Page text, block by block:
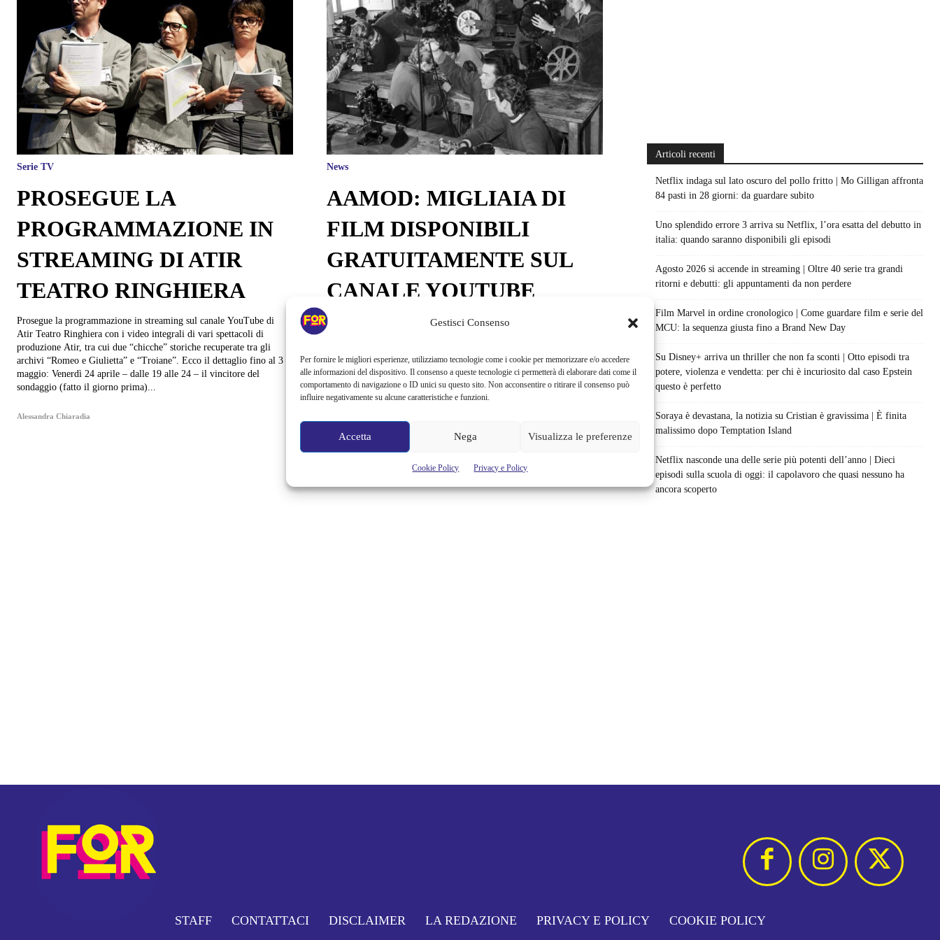
Gestisci Consenso
Per fornire le migliori esperienze, utilizziamo tecnologie come i cookie per memorizzare e/o accedere
alle informazioni del dispositivo. Il consenso a queste tecnologie ci permetterà di elaborare dati come il
comportamento di navigazione o ID unici su questo sito. Non acconsentire o ritirare il consenso può
influire negativamente su alcune caratteristiche e funzioni.
Accetta Nega Visualizza le preferenze
Cookie Policy Privacy e Policy
Serie TV
PROSEGUE LA
PROGRAMMAZIONE IN
STREAMING DI ATIR
TEATRO RINGHIERA
Prosegue la programmazione in streaming sul canale YouTube di
Atir Teatro Ringhiera con i video integrali di vari spettacoli di
produzione Atir, tra cui due “chicche” storiche recuperate tra gli
archivi “Romeo e Giulietta” e “Troiane”. Ecco il dettaglio fino al 3
maggio: Venerdì 24 aprile – dalle 19 alle 24 – il vincitore del
sondaggio (fatto il giorno prima)...
Alessandra Chiaradia
News
AAMOD: MIGLIAIA DI
FILM DISPONIBILI
GRATUITAMENTE SUL
CANALE YOUTUBE
Il patrimonio cinematografico AAMOD al servizio di tutti con
nostro patrimonio storico audiovisivo, da tempo l’Archivio
Audiovisivo del Movimento Operaio e Democratico ha messo a
disposizione gratuitamente migliaia di film sul proprio canale
YouTube, consultabili anche, corredati di schede con le descrizioni...
Articoli recenti
Netflix indaga sul lato oscuro del pollo fritto | Mo Gilligan affronta
84 pasti in 28 giorni: da guardare subito
Uno splendido errore 3 arriva su Netflix, l’ora esatta del debutto in
italia: quando saranno disponibili gli episodi
Agosto 2026 si accende in streaming | Oltre 40 serie tra grandi
ritorni e debutti: gli appuntamenti da non perdere
Film Marvel in ordine cronologico | Come guardare film e serie del
MCU: la sequenza giusta fino a Brand New Day
Su Disney+ arriva un thriller che non fa sconti | Otto episodi tra
potere, violenza e vendetta: per chi è incuriosito dal caso Epstein
questo è perfetto
Soraya è devastana, la notizia su Cristian è gravissima | È finita
malissimo dopo Temptation Island
Netflix nasconde una delle serie più potenti dell’anno | Dieci
episodi sulla scuola di oggi: il capolavoro che quasi nessuno ha
ancora scoperto
STAFF CONTATTACI DISCLAIMER LA REDAZIONE PRIVACY E POLICY COOKIE POLICY